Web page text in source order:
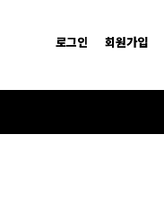
로그인 회원가입